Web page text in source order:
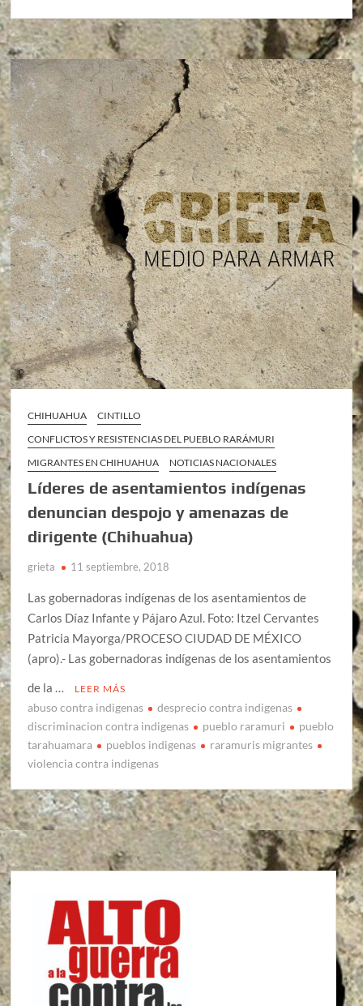
CHIHUAHUA
CINTILLO
CONFLICTOS Y RESISTENCIAS DEL PUEBLO RARÁMURI
MIGRANTES EN CHIHUAHUA
NOTICIAS NACIONALES
Líderes de asentamientos indígenas
denuncian despojo y amenazas de
dirigente (Chihuahua)
grieta 11 septiembre, 2018
Las gobernadoras indígenas de los asentamientos de
Carlos Díaz Infante y Pájaro Azul. Foto: Itzel Cervantes
Patricia Mayorga/PROCESO CIUDAD DE MÉXICO
(apro).- Las gobernadoras indígenas de los asentamientos
de la …
LEER MÁS
abuso contra indigenas
desprecio contra indigenas
discriminacion contra indigenas
pueblo raramuri
pueblo
tarahuamara
pueblos indigenas
raramuris migrantes
violencia contra indigenas